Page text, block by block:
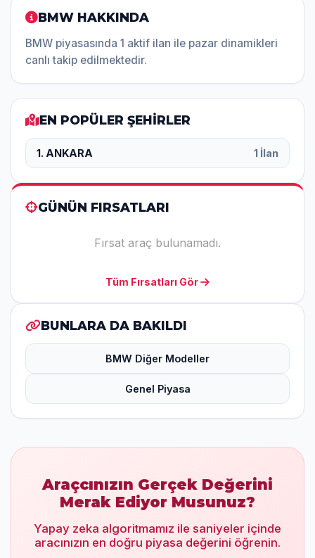
BMW HAKKINDA
BMW piyasasında 1 aktif ilan ile pazar dinamikleri
canlı takip edilmektedir.
EN POPÜLER ŞEHİRLER
1. ANKARA 1 İlan
GÜNÜN FIRSATLARI
Fırsat araç bulunamadı.
Tüm Fırsatları Gör
BUNLARA DA BAKILDI
BMW Diğer Modeller
Genel Piyasa
Araçcınızın Gerçek Değerini
Merak Ediyor Musunuz?
Yapay zeka algoritmamız ile saniyeler içinde
aracınızın en doğru piyasa değerini öğrenin.